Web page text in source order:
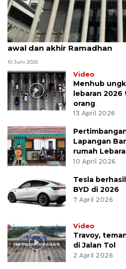
MK uji materi UU Peradilan
awal dan akhir Ramadhan
10 Juni 2026
Video
Menhub
lebaran 2026
orang
13 April 2026
Lapangan
rumah
10 April 2026
Tesla
BYD di 2026
7 April 2026
Video
Travoy,
di Jalan Tol
2 April 2026